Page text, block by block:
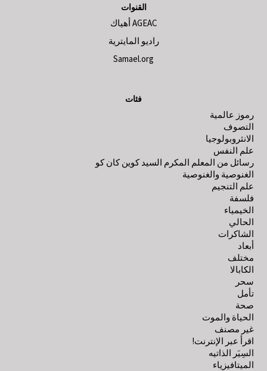
القنوات
AGEAC أهياك
راديو المايترية
Samael.org
فئات
رموز عالمية
التصوف
الانثروبولوجيا
علم النفس
رسائل من المعلم المكرم السيد كوين كان كو
الغنوصية والغنوصية
علم التنجيم
فلسفة
الخيمياء
الحالي
الشاكرات
أبعاد
مختلف
الكابالا
سحر
تأمل
صحة
الحياة والموت
غير مصنف
اقرأ عبر الإنترنت!
السِيَر الذاتيه
الميتافيزياء